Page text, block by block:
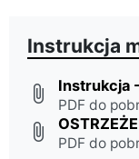
Instrukcja
attach_file Instrukcja
PDF do
attach_file
PDF do